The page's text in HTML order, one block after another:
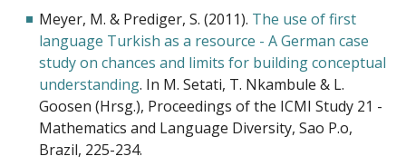
Meyer, M. & Prediger, S. (2011). The use of first
language Turkish as a resource - A German case
study on chances and limits for building conceptual
understanding. In M. Setati, T. Nkambule & L.
Goosen (Hrsg.), Proceedings of the ICMI Study 21 -
Mathematics and Language Diversity, Sao P.o,
Brazil, 225-234.